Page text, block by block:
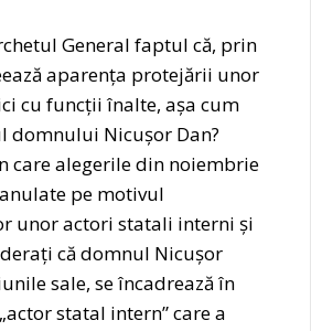
General faptul că, prin
aparența protejării unor
cu funcții înalte, așa cum
domnului Nicușor Dan?
care alegerile din noiembrie
pe motivul
unor actori statali interni și
că domnul Nicușor
sale, se încadrează în
statal intern” care a